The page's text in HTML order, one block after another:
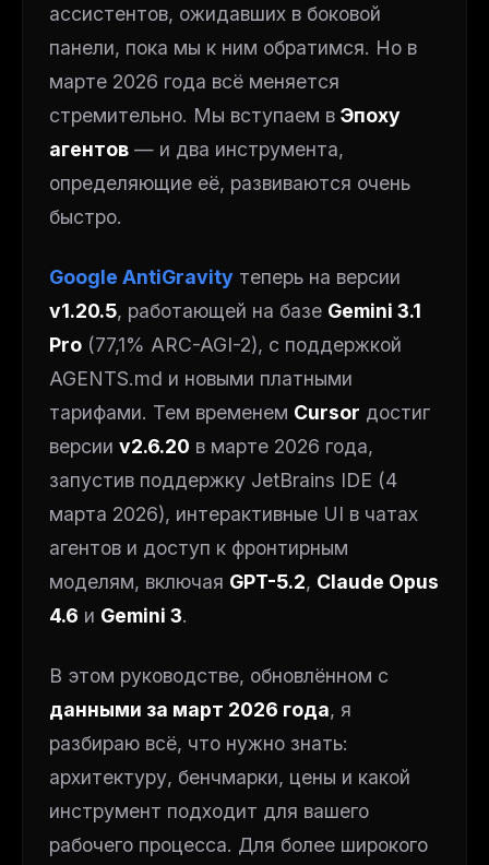
ассистентов, ожидавших в боковой
панели, пока мы к ним обратимся. Но в
марте 2026 года всё меняется
стремительно. Мы вступаем в Эпоху
агентов — и два инструмента,
определяющие её, развиваются очень
быстро.
Google AntiGravity теперь на версии
v1.20.5, работающей на базе Gemini 3.1
Pro (77,1% ARC-AGI-2), с поддержкой
AGENTS.md и новыми платными
тарифами. Тем временем Cursor достиг
версии v2.6.20 в марте 2026 года,
запустив поддержку JetBrains IDE (4
марта 2026), интерактивные UI в чатах
агентов и доступ к фронтирным
моделям, включая GPT-5.2, Claude Opus
4.6 и Gemini 3.
В этом руководстве, обновлённом с
данными за март 2026 года, я
разбираю всё, что нужно знать:
архитектуру, бенчмарки, цены и какой
инструмент подходит для вашего
рабочего процесса. Для более широкого